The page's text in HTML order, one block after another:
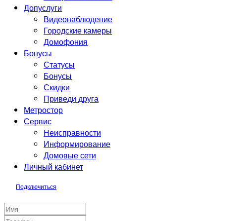
Допуслуги
Видеонаблюдение
Городские камеры
Домофония
Бонусы
Статусы
Бонусы
Скидки
Приведи друга
Метростор
Сервис
Неисправности
Информирование
Домовые сети
Личный кабинет
Подключиться